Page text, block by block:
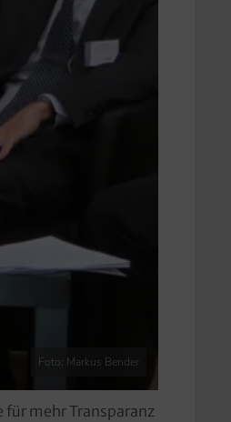
Foto: Markus Bender
für mehr Transparanz